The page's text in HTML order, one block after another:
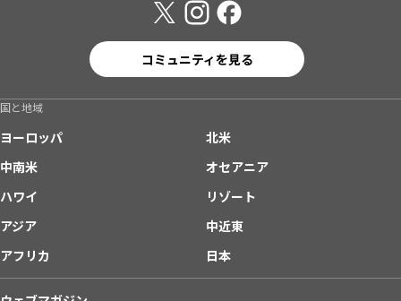
コミュニティを見る
国と地域
ヨーロッパ
北米
中南米
オセアニア
ハワイ
リゾート
アジア
中近東
アフリカ
日本